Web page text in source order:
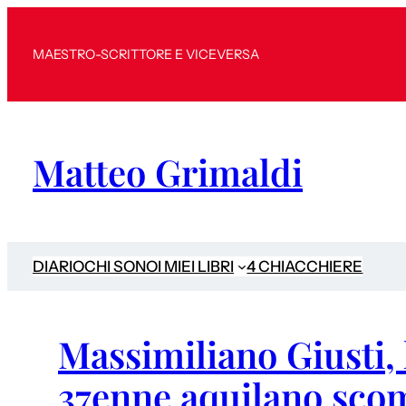
MAESTRO-SCRITTORE E VICEVERSA
Matteo Grimaldi
DIARIOCHI SONOI MIEI LIBRI 4 CHIACCHIERE
Massimiliano Giusti,
37enne aquilano